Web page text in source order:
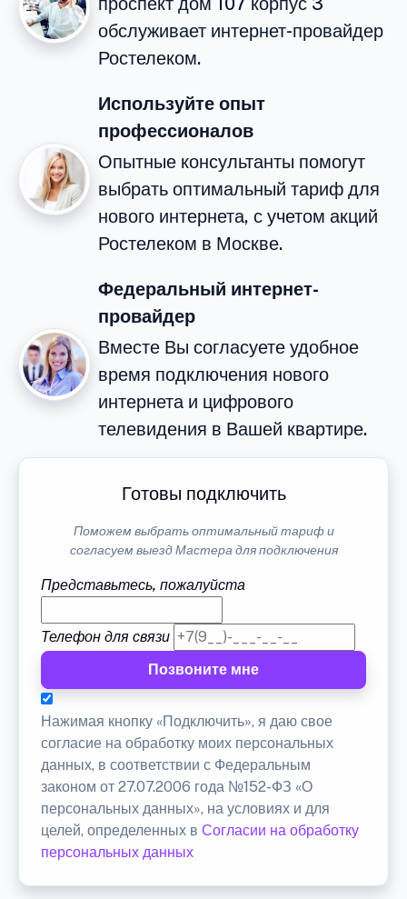
обслуживает интернет-провайдер
Ростелеком.
Используйте опыт
профессионалов
Опытные консультанты помогут
выбрать оптимальный тариф для
нового интернета, с учетом акций
Ростелеком в Москве.
Федеральный интернет-
провайдер
Вместе Вы согласуете удобное
время подключения нового
интернета и цифрового
телевидения в Вашей квартире.
Готовы подключить
Поможем выбрать оптимальный тариф и
согласуем выезд Мастера для подключения
Представьтесь, пожалуйста
Телефон для связи
Позвоните мне
Нажимая кнопку «Подключить», я даю свое
согласие на обработку моих персональных
данных, в соответствии с Федеральным
законом от 27.07.2006 года №152-ФЗ «О
персональных данных», на условиях и для
целей, определенных в Согласии на обработку
персональных данных